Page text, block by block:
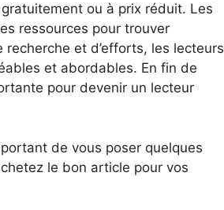
ou à prix réduit. Les
ressources pour trouver
et d’efforts, les lecteurs
et abordables. En fin de
pour devenir un lecteur
de vous poser quelques
le bon article pour vos